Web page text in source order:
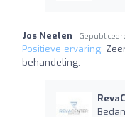
Jos Neelen
Positieve ervaring:
behandeling.